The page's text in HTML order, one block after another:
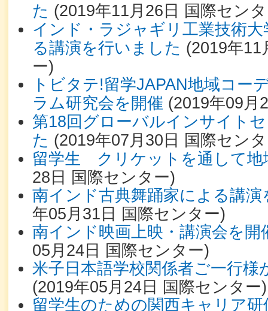
た (2019年11月26日 国際セン
インド・ラジャギリ工業技術
る講演を行いました (2019年11
ー)
トビタテ!留学JAPAN地域コー
ラム研究会を開催 (2019年09月
第18回グローバルインサイト
た (2019年07月30日 国際セン
留学生 クリケットを通して地
28日 国際センター)
南インド古典舞踊家による講
年05月31日 国際センター)
南インド映画上映・講演会を開
05月24日 国際センター)
米子日本語学校関係者ご一行様
(2019年05月24日 国際センター)
留学生のための関西キャリア